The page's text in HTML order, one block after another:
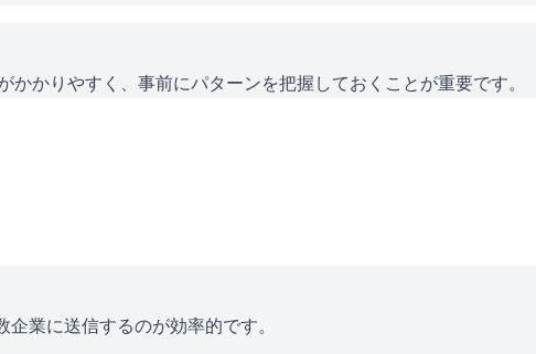
かりやすく、事前にパターンを把握しておくことが重要です。
業に送信するのが効率的です。